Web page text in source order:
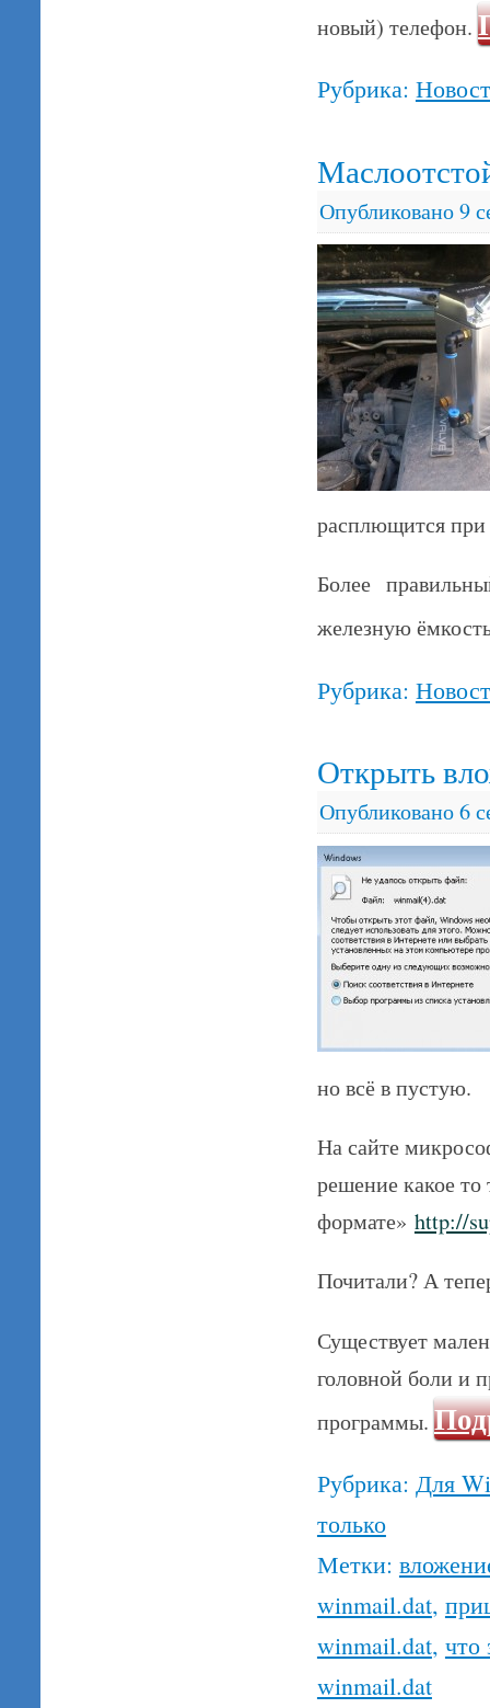
новый) телефон.
Рубрика:
Опубликовано9
расплющится
Более
железную
Рубрика:
Открыть
Опубликовано6
но всё в пустую.
На сайте
решение какое
формате» http://
Почитали? А
Существует
головной боли и
программы.
Рубрика: Для
только
Метки:
winmail.dat,
winmail.dat, что
winmail.dat